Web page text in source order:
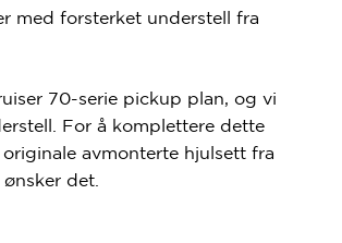
med forsterket understell fra
70-serie pickup plan, og vi
For å komplettere dette
avmonterte hjulsett fra
det.